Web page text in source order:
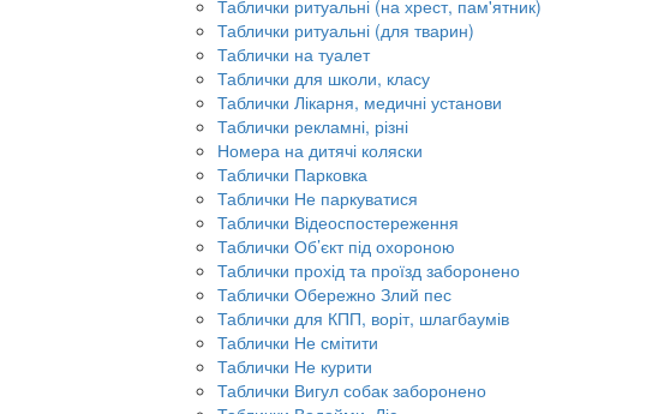
Таблички ритуальні (на хрест, пам'ятник)
Таблички ритуальні (для тварин)
Таблички на туалет
Таблички для школи, класу
Таблички Лікарня, медичні установи
Таблички рекламні, різні
Номера на дитячі коляски
Таблички Парковка
Таблички Не паркуватися
Таблички Відеоспостереження
Таблички Об’єкт під охороною
Таблички прохід та проїзд заборонено
Таблички Обережно Злий пес
Таблички для КПП, воріт, шлагбаумів
Таблички Не смітити
Таблички Не курити
Таблички Вигул собак заборонено